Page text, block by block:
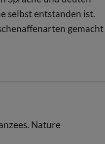
selbst entstanden ist.
gemacht
Nature